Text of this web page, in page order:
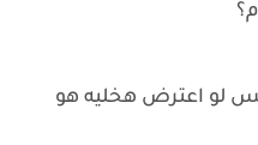
لو اعترض هخليه هو